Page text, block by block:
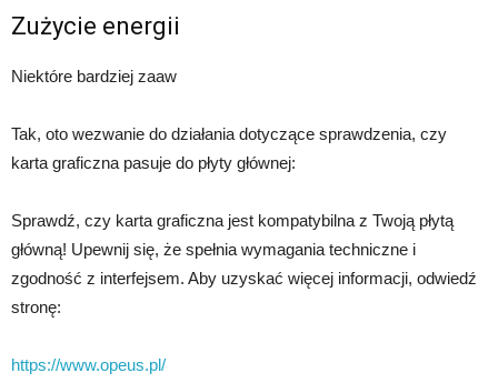
Zużycie energii
Niektóre bardziej zaaw
Tak, oto wezwanie do działania dotyczące sprawdzenia, czy
karta graficzna pasuje do płyty głównej:
Sprawdź, czy karta graficzna jest kompatybilna z Twoją płytą
główną! Upewnij się, że spełnia wymagania techniczne i
zgodność z interfejsem. Aby uzyskać więcej informacji, odwiedź
stronę:
https://www.opeus.pl/